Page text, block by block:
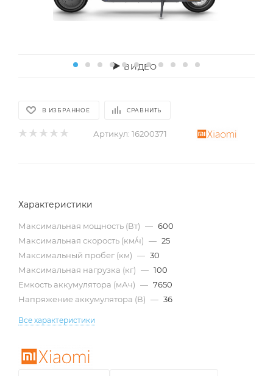
ВИДЕО
В ИЗБРАННОЕ СРАВНИТЬ
Артикул: 16200371
Характеристики
Максимальная мощность (Вт) — 600
Максимальная скорость (км/ч) — 25
Максимальный пробег (км) — 30
Максимальная нагрузка (кг) — 100
Емкость аккумулятора (мАч) — 7650
Напряжение аккумулятора (В) — 36
Все характеристики